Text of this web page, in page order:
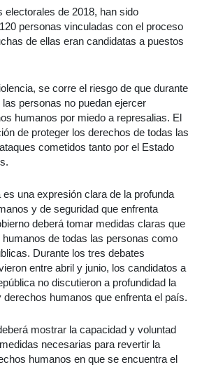
electorales de 2018, han sido
personas vinculadas con el proceso
de ellas eran candidatas a puestos
se corre el riesgo de que durante
personas no puedan ejercer
humanos por miedo a represalias. El
de proteger los derechos de todas las
cometidos tanto por el Estado
una expresión clara de la profunda
y de seguridad que enfrenta
deberá tomar medidas claras que
de todas las personas como
Durante los tres debates
entre abril y junio, los candidatos a
no discutieron a profundidad la
humanos que enfrenta el país.
mostrar la capacidad y voluntad
necesarias para revertir la
humanos en que se encuentra el